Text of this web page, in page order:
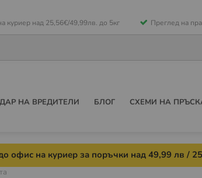
куриер над 25,56€/49,99лв. до 5кг Преглед на
НА ВРЕДИТЕЛИ БЛОГ СХЕМИ НА
офис на куриер за поръчки над 49,99 лв /